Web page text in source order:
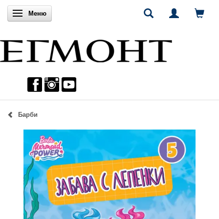
Включи навигацията
Меню
Барби